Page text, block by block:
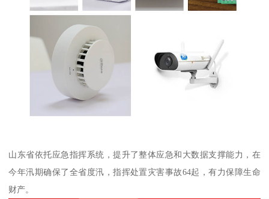
山东省依托应急指挥系统，提升了整体应急和大数据支撑能力，在
今年汛期确保了全省度汛，指挥处置灾害事故64起，有力保障生命
财产。